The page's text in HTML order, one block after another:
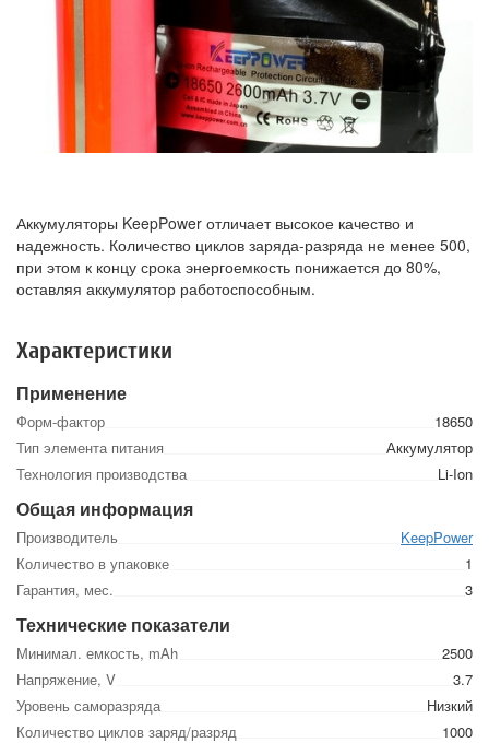
Аккумуляторы KeepPower отличает высокое качество и
надежность. Количество циклов заряда-разряда не менее 500,
при этом к концу срока энергоемкость понижается до 80%,
оставляя аккумулятор работоспособным.
Характеристики
Применение
Форм-фактор
18650
Тип элемента питания
Аккумулятор
Технология производства
Li-Ion
Общая информация
Производитель
KeepPower
Количество в упаковке
1
Гарантия, мес.
3
Технические показатели
Минимал. емкость, mAh
2500
Напряжение, V
3.7
Уровень саморазряда
Низкий
Количество циклов заряд/разряд
1000